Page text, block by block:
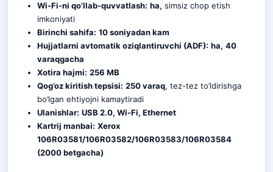
Wi-Fi-ni qo’llab-quvvatlash: ha, simsiz chop etish
imkoniyati
Birinchi sahifa: 10 soniyadan kam
Hujjatlarni avtomatik oziqlantiruvchi (ADF): ha, 40
varaqgacha
Xotira hajmi: 256 MB
Qog’oz kiritish tepsisi: 250 varaq, tez-tez to’ldirishga
bo’lgan ehtiyojni kamaytiradi
Ulanishlar: USB 2.0, Wi-Fi, Ethernet
Kartrij manbai: Xerox
106R03581/106R03582/106R03583/106R03584
(2000 betgacha)